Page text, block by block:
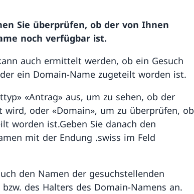
Sie überprüfen, ob der von Ihnen
noch verfügbar ist.
auch ermittelt werden, ob ein Gesuch
ein Domain-Name zugeteilt worden ist.
«Antrag» aus, um zu sehen, ob der
wird, oder «Domain», um zu überprüfen, ob
worden ist.Geben Sie danach den
mit der Endung .swiss im Feld
den Namen der gesuchstellenden
des Halters des Domain-Namens an.